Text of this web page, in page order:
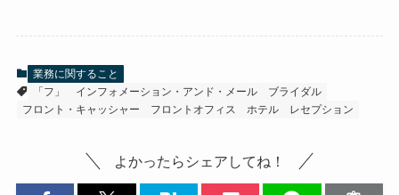
業務に関すること
「フ」
インフォメーション・アンド・メール
ブライダル
フロント・キャッシャー
フロントオフィス ホテル レセプション
よかったらシェアしてね！